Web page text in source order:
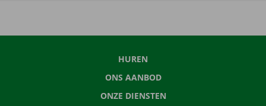
HUREN
ONS AANBOD
ONZE DIENSTEN